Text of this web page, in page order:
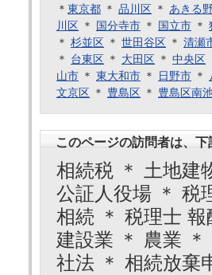
＊ 東京都 ＊ 品川区 ＊ あきる
川区 ＊ 国分寺市 ＊ 国立市 ＊
＊ 杉並区 ＊ 世田谷区 ＊ 清瀬
＊ 台東区 ＊ 大田区 ＊ 中央区
山市 ＊ 東大和市 ＊ 日野市 ＊
文京区 ＊ 豊島区 ＊ 豊島区南
このページの訪問者は、
相続税 ＊ 土地建
公証人役場 ＊ 税
相続 ＊ 税理士
建設業 ＊ 農業
社法 ＊ 相続放棄